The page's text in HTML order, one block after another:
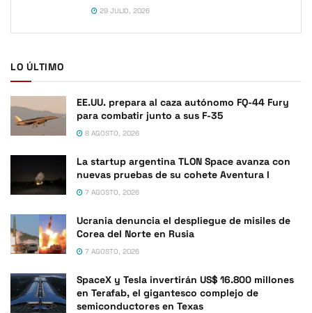
29 JULIO, 2026
LO ÚLTIMO
EE.UU. prepara al caza autónomo FQ-44 Fury
para combatir junto a sus F-35
8 AGOSTO, 2026
La startup argentina TLON Space avanza con
nuevas pruebas de su cohete Aventura I
7 AGOSTO, 2026
Ucrania denuncia el despliegue de misiles de
Corea del Norte en Rusia
7 AGOSTO, 2026
SpaceX y Tesla invertirán US$ 16.800 millones
en Terafab, el gigantesco complejo de
semiconductores en Texas